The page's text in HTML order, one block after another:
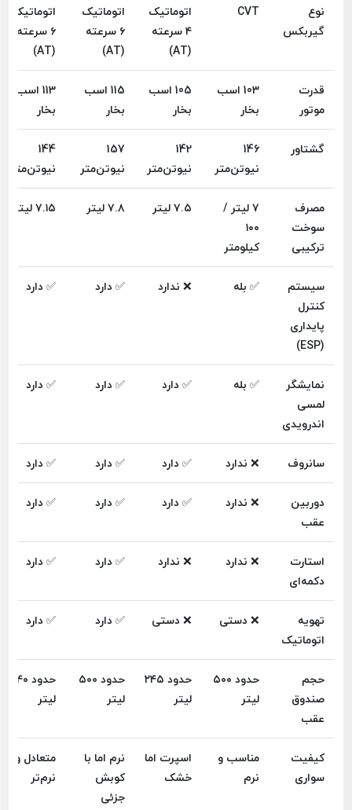
نوع
گیربکس
CVT
اتوماتیک
۴ سرعته
(AT)
اتوماتیک
۶ سرعته
(AT)
اتوماتیک
۶ سرعته
(AT)
قدرت
موتور
103 اسب
بخار
105 اسب
بخار
115 اسب
بخار
113 اسب
بخار
گشتاور
146
نیوتن‌متر
142
نیوتن‌متر
157
نیوتن‌متر
144
نیوتن‌متر
مصرف
سوخت
ترکیبی
۷ لیتر /
۱۰۰
کیلومتر
۷.۵ لیتر ۷.۸ لیتر ۷.۱۵ لیتر
سیستم
کنترل
پایداری
(ESP)
✅ بله ❌ ندارد ✅ دارد ✅ دارد
نمایشگر
لمسی
اندرویدی
✅ بله ✅ دارد ✅ دارد ✅ دارد
سانروف ❌ ندارد ✅ دارد ✅ دارد
✅ دارد
دوربین
عقب
❌ ندارد ✅ دارد ✅ دارد ✅ دارد
استارت
دکمه‌ای
❌ ندارد ❌ ندارد ✅ دارد ✅ دارد
تهویه
اتوماتیک
❌ دستی ❌ دستی ✅ دارد ✅ دارد
حجم
صندوق
عقب
حدود ۵۰۰
لیتر
حدود ۲۴۵
لیتر
حدود ۵۰۰
لیتر
حدود ۶۴۰
لیتر
کیفیت
سواری
مناسب و
نرم
اسپرت اما
خشک
نرم اما با
کوبش
جزئی
متعادل و
نرم‌تر